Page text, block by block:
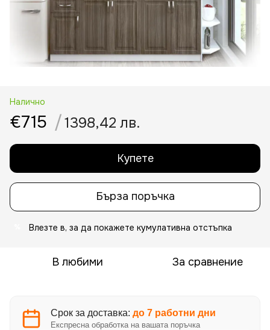
Налично
€715 /1398,42 лв.
Купете
Бърза поръчка
Влезте в, за да покажете кумулативна отстъпка
В любими За сравнение
Срок за доставка: до 7 работни дни
Експресна обработка на вашата поръчка